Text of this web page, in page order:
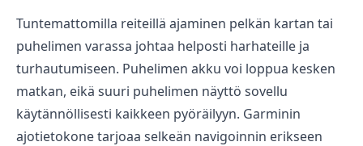
Renkaat
Tuntemattomilla reiteillä ajaminen pelkän kartan tai
puhelimen varassa johtaa helposti harhateille ja
turhautumiseen. Puhelimen akku voi loppua kesken
matkan, eikä suuri puhelimen näyttö sovellu
käytännöllisesti kaikkeen pyöräilyyn. Garminin
ajotietokone tarjoaa selkeän navigoinnin erikseen